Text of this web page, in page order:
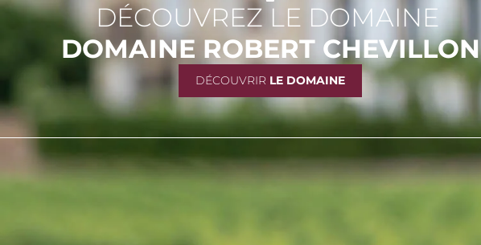
DÉCOUVREZ LE DOMAINE
DOMAINE ROBERT CHEVILLON
DÉCOUVRIR LE DOMAINE